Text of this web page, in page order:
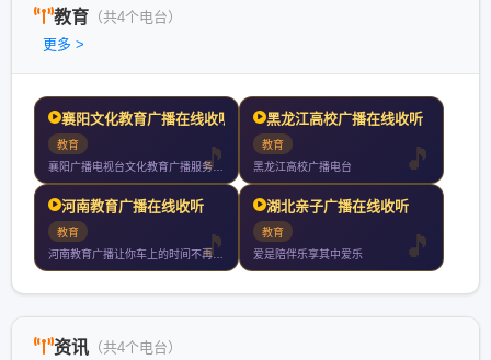
教育 （共4个电台）
更多 >
襄阳文化教育广播在线收听
教育
襄阳广播电视台文化教育广播服务有车一族有孩一族单身一族等全受
黑龙江高校广播在线收听
教育
黑龙江高校广播电台
河南教育广播在线收听
教育
河南教育广播让你车上的时间不再无聊用有趣的方式打开知识随时打
湖北亲子广播在线收听
教育
爱是陪伴乐享其中爱乐
资讯 （共4个电台）